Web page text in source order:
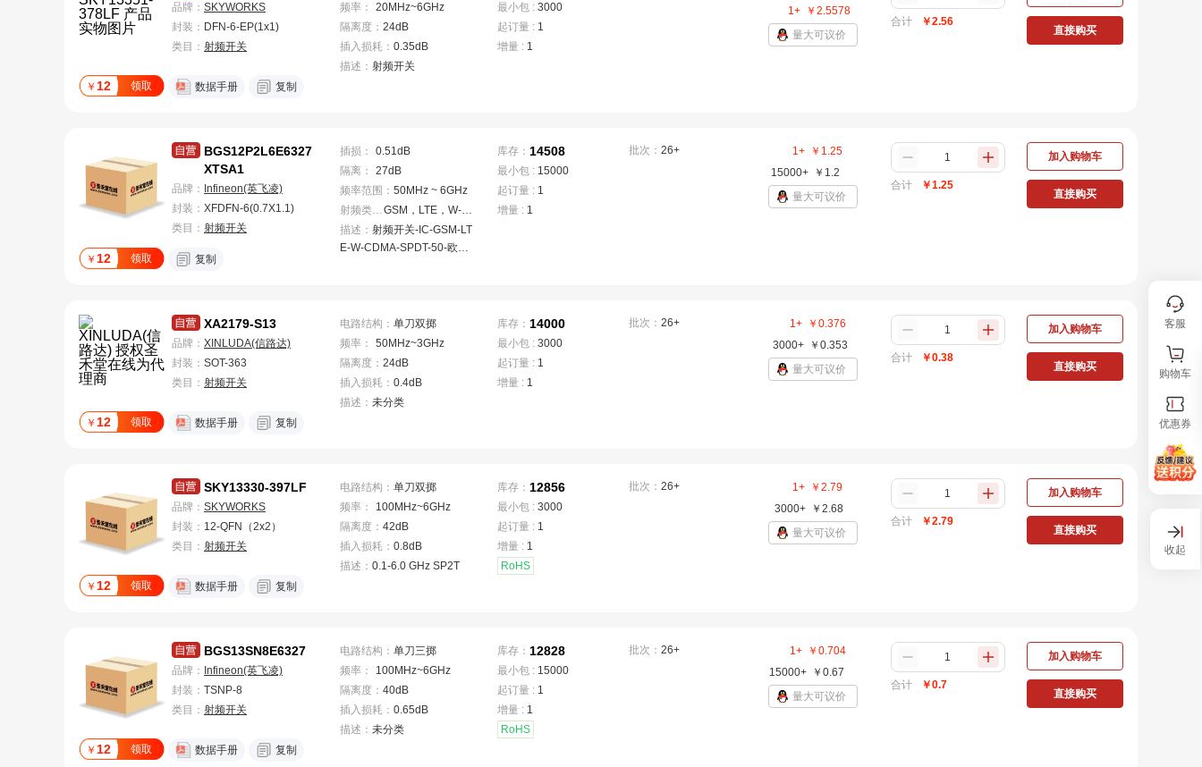
品牌： SKYWORKS
封装： DFN-6-EP(1x1)
类目： 射频开关
￥ 12 领取 数据手册 复制
频率：
20MHz~6GHz
隔离度： 24dB
插入损耗： 0.35dB
描述： 射频开关
最小包 :3000
起订量 : 1
增量 : 1
1+ ￥2.5578
量大可议价
合计 ￥2.56
直接购买
BGS12P2L6E6327
XTSA1
品牌： Infineon(英飞凌)
封装： XFDFN-6(0.7X1.1)
类目： 射频开关
￥ 12 领取 复制
插损 ：
0.51dB
隔离：
27dB
频率范围 ： 50MHz ~ 6GHz
射频类型：
GSM，LTE，W-CDMA
描述： 射频开关-IC-GSM-LT
E-W-CDMA-SPDT-50-欧姆-
库存： 14508
最小包 : 15000
起订量 : 1
增量 : 1
批次： 26+ 1+ ￥ 1.25
15000+
￥ 1.2
量大可议价
合计 ￥1.25
加入购物车
直接购买
XA2179-S13
品牌： XINLUDA(信路达)
封装： SOT-363
类目： 射频开关
￥ 12 领取 数据手册 复制
电路结构 ： 单刀双掷
频率：
50MHz~3GHz
隔离度： 24dB
插入损耗： 0.4dB
描述： 未分类
库存： 14000
最小包 :3000
起订量 : 1
增量 : 1
批次： 26+ 1+ ￥0.376
3000+
￥ 0.353
量大可议价
合计 ￥0.38
加入购物车
直接购买
SKY13330-397LF
品牌： SKYWORKS
封装： 12-QFN（2x2）
类目： 射频开关
￥ 12 领取 数据手册 复制
电路结构 ： 单刀双掷
频率：
100MHz~6GHz
隔离度： 42dB
插入损耗： 0.8dB
描述： 0.1-6.0 GHz SP2T
库存： 12856
最小包 :3000
起订量 : 1
增量 : 1
RoHS
批次： 26+ 1+ ￥ 2.79
3000+
￥ 2.68
量大可议价
合计 ￥2.79
加入购物车
直接购买
BGS13SN8E6327
品牌： Infineon(英飞凌)
封装： TSNP-8
类目： 射频开关
￥ 12 领取 数据手册 复制
电路结构 ： 单刀三掷
频率：
100MHz~6GHz
隔离度： 40dB
插入损耗： 0.65dB
描述： 未分类
库存： 12828
最小包 : 15000
起订量 : 1
增量 : 1
RoHS
批次： 26+ 1+ ￥0.704
15000+
￥0.67
量大可议价
合计 ￥0.7
加入购物车
直接购买
客服
购物车
优惠券
收起